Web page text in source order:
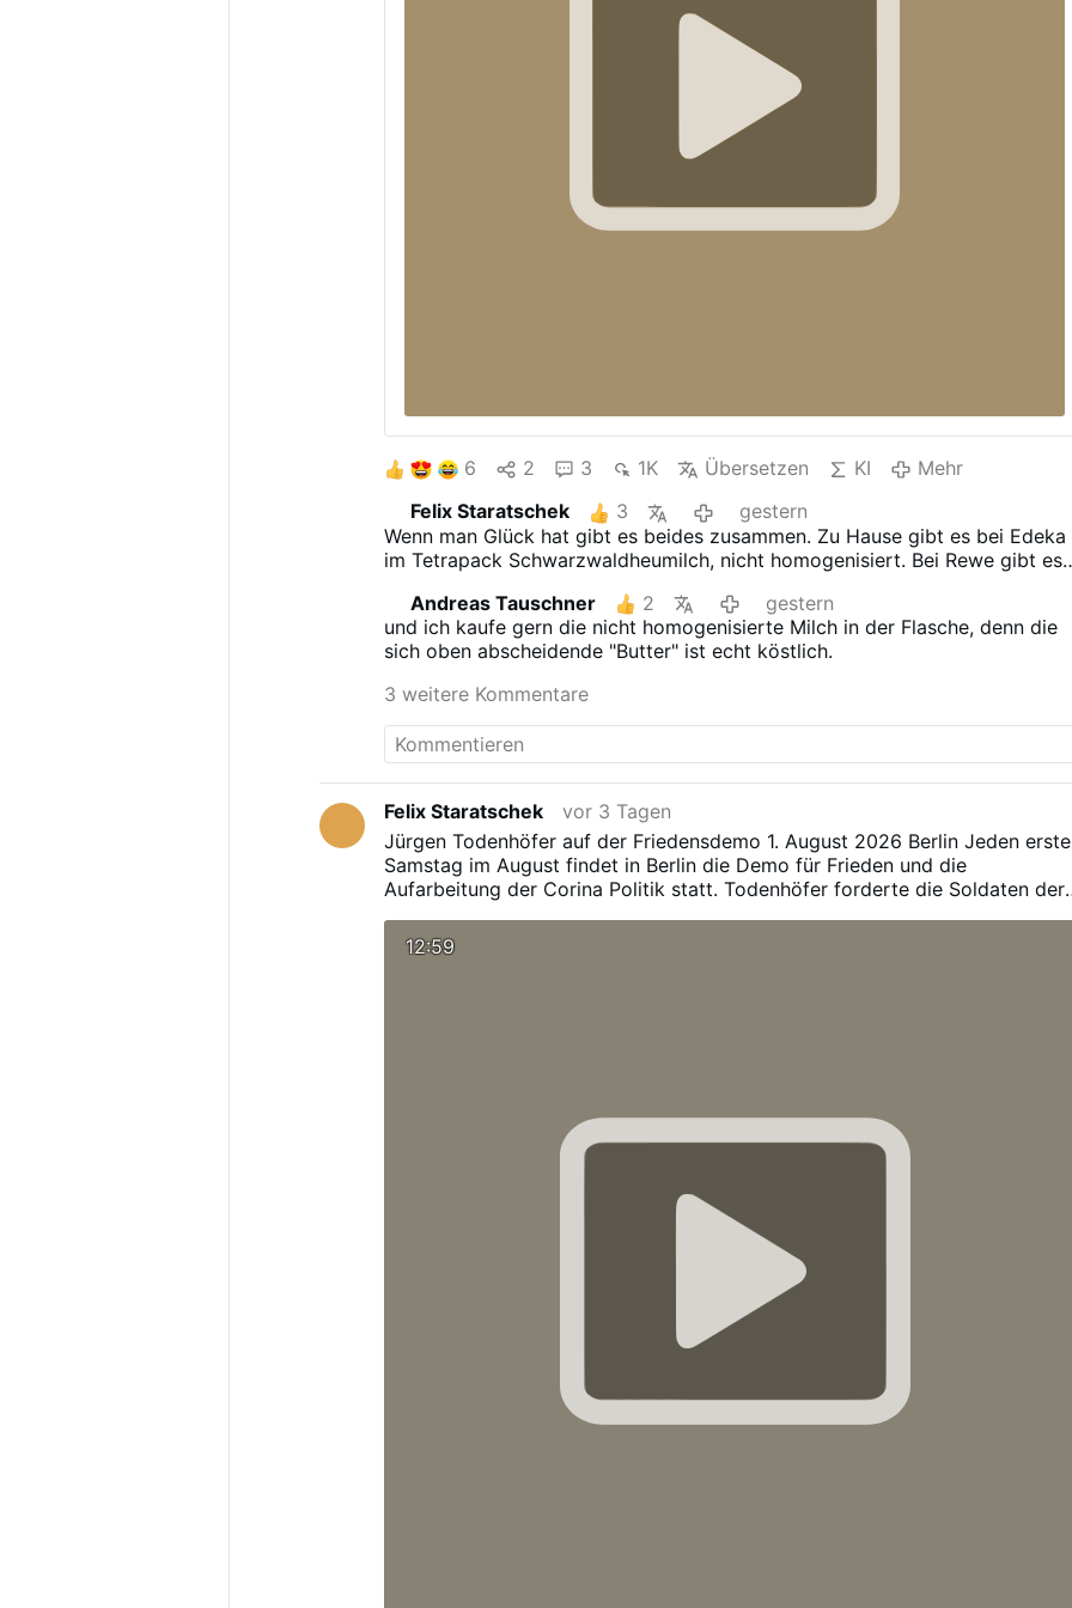
6 2 3 1K Übersetzen KI
Mehr
Felix Staratschek
3
gestern
Wenn man Glück hat gibt es beides zusammen. Zu Hause gibt es bei Edeka
im Tetrapack Schwarzwaldheumilch, nicht homogenisiert. Bei Rewe gibt es
das vergessen. Ich kaufe nach der Frühschicht montags und freitags im
Reformhaus ein, nach der Spätschicht zwischen zwei Bussen täglich bei
einen Rewe, wo ich umsteigen muss. Ich weiß genau was ich brauche und
Andreas Tauschner 2
gestern
und ich kaufe gern die nicht homogenisierte Milch in der Flasche, denn die
sich oben abscheidende "Butter" ist echt köstlich.
3 weitere Kommentare
Felix Staratschek
vor 3 Tagen
Jürgen Todenhöfer auf der Friedensdemo 1. August 2026 Berlin Jeden
Samstag im August findet in Berlin die Demo für Frieden und die
Aufarbeitung der Corina Politik statt. Todenhöfer forderte die Soldaten der
Volkerrecht statt einer übergriffig en Politik zu verteidigen. Die Bundeswehr
dürfe in keiner Weise völkerrechtswidrige Kriege unterstützen.
12:59